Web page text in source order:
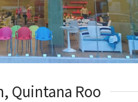
Quintana Roo